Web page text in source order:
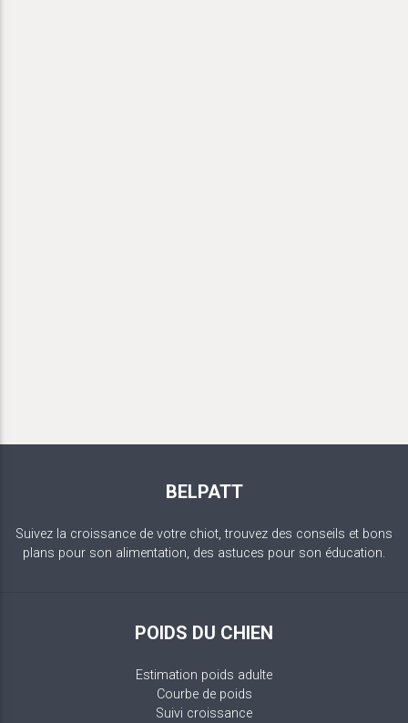
BELPATT
Suivez la croissance de votre chiot, trouvez des conseils et bons
plans pour son alimentation, des astuces pour son éducation.
POIDS DU CHIEN
Estimation poids adulte
Courbe de poids
Suivi croissance